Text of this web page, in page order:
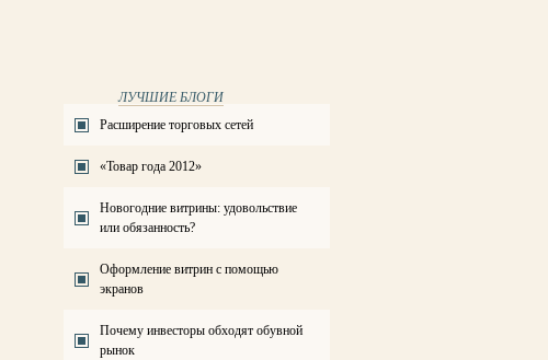
ЛУЧШИЕ БЛОГИ
Расширение торговых сетей
«Товар года 2012»
Новогодние витрины: удовольствие
или обязанность?
Оформление витрин с помощью
экранов
Почему инвесторы обходят обувной
рынок